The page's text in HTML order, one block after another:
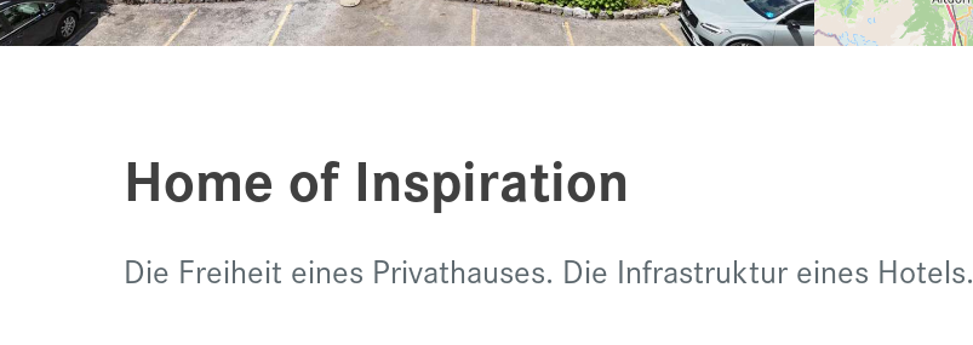
Home of Inspiration
Die Freiheit eines Privathauses. Die Infrastruktur eines Hotels.